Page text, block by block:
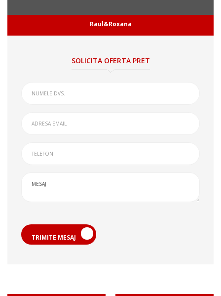
Raul&Roxana
SOLICITA OFERTA PRET
TRIMITE MESAJ